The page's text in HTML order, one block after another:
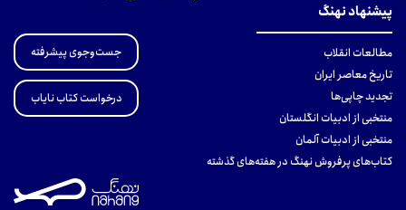
پیشنهاد نهنگ
مطالعات انقلاب
تاریخ معاصر ایران
تجدید چاپی‌ها
منتخبی از ادبیات انگلستان
منتخبی از ادبیات آلمان
کتاب‌های پرفروش نهنگ در هفته‌های گذشته
جست‌وجوی پیشرفته
درخواست کتاب نایاب